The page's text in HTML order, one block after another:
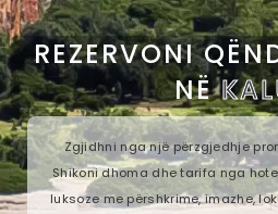
REZERVONI
NË
Zgjidhni nga një përzgjedhje
Shikoni dhoma dhe tarifa nga
luksoze me përshkrime, imazhe,